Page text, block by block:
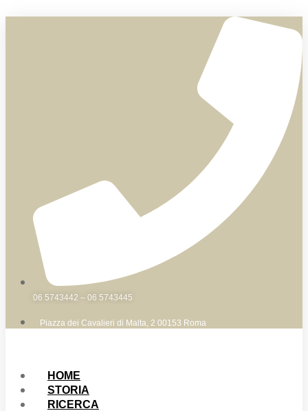
06 5743442 – 06 5743445
Piazza dei Cavalieri di Malta, 2 00153 Roma
HOME
STORIA
RICERCA